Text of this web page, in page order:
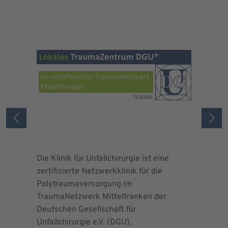
Die Klinik für Unfallchirurgie ist eine
zertifizierte Netzwerkklinik für die
Polytraumaversorgung im
TraumaNetzwerk Mittelfranken der
Deutschen Gesellschaft für
Unfallchirurgie e.V. (DGU).